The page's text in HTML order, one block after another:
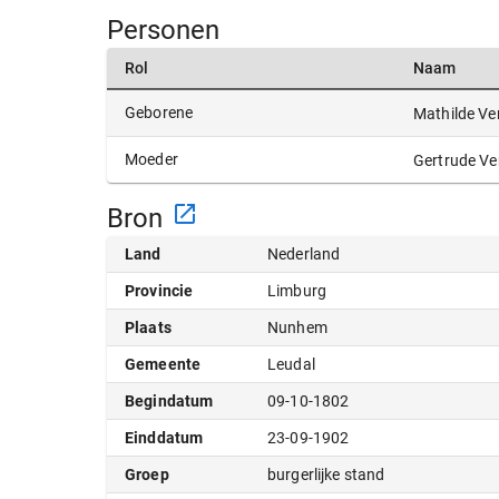
Personen
Rol Naam
Geborene Mathilde
Moeder Gertrude
Bron
Land Nederland
Provincie Limburg
Plaats Nunhem
Gemeente Leudal
Begindatum 09-10-1802
Einddatum 23-09-1902
Groep burgerlijke stand